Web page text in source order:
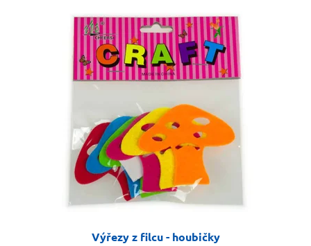
Výřezy z filcu - houbičky